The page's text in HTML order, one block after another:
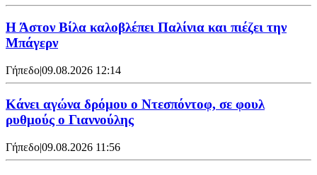
Η Άστον Βίλα καλοβλέπει Παλίνια και πιέζει την
Μπάγερν
Γήπεδο|09.08.2026 12:14
Kάνει αγώνα δρόμου ο Ντεσπόντοφ, σε φουλ
ρυθμούς ο Γιαννούλης
Γήπεδο|09.08.2026 11:56